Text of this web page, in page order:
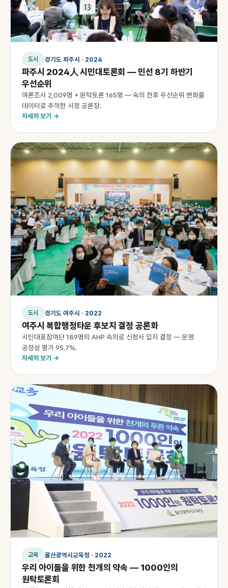
도시 경기도 파주시 · 2024
파주시 2024人 시민대토론회 — 민선 8기 하반기
우선순위
여론조사 2,009명 + 원탁토론 165명 — 숙의 전후 우선순위 변화를
데이터로 추적한 시정 공론장.
자세히 보기 →
도시 경기도 여주시 · 2022
여주시 복합행정타운 후보지 결정 공론화
시민대표참여단 189명의 AHP 숙의로 신청사 입지 결정 — 운영
공정성 평가 95.7%.
자세히 보기 →
교육 울산광역시교육청 · 2022
우리 아이들을 위한 천개의 약속 — 1000인의
원탁토론회